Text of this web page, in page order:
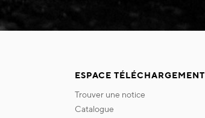
ESPACE TÉLÉCHARGEMENT
trouver une notice
catalogue